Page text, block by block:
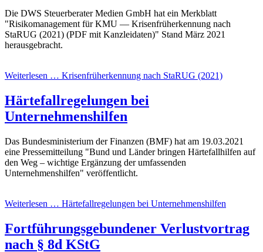
Die DWS Steuerberater Medien GmbH hat ein Merkblatt
"Risikomanagement für KMU — Krisenfrüherkennung nach
StaRUG (2021) (PDF mit Kanzleidaten)" Stand März 2021
herausgebracht.
Weiterlesen … Krisenfrüherkennung nach StaRUG (2021)
Härtefallregelungen bei
Unternehmenshilfen
Das Bundesministerium der Finanzen (BMF) hat am 19.03.2021
eine Pressemitteilung "Bund und Länder bringen Härtefallhilfen auf
den Weg – wichtige Ergänzung der umfassenden
Unternehmenshilfen" veröffentlicht.
Weiterlesen … Härtefallregelungen bei Unternehmenshilfen
Fortführungsgebundener Verlustvortrag
nach § 8d KStG